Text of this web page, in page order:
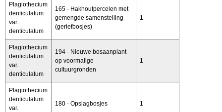
Plagiothecium
denticulatum
var.
denticulatum
165 - Hakhoutpercelen met
gemengde samenstelling
(geriefbosjes)
1
Plagiothecium
denticulatum
var.
denticulatum
194 - Nieuwe bosaanplant
op voormalige
cultuurgronden
1
Plagiothecium
denticulatum
var.
180 - Opslagbosjes 1